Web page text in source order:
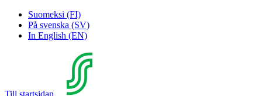
Suomeksi (FI)
På svenska (SV)
In English (EN)
Till startsidan